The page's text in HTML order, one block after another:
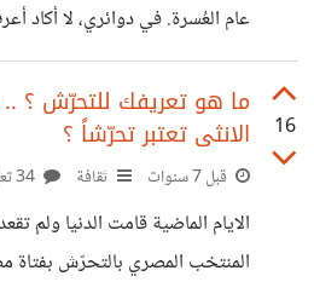
عام العُسرة. في دوائري، لا أكاد
تضرر العمل الذي يباشره، أو
أخرى، اصابات بكورونا وصلت الى
على شاشة التلفاز، ومشاكل في
والوظيفية، مع التراجع العام
مستويات تمويل بعض المشروعات
2020 عام خير وفضل بالنسبة
16
ما هو تعريفك للتحرّش ؟
الانثى تعتبر تحرّشاً ؟
قبل 7 سنوات ثقافة
الايام الماضية قامت الدنيا
المنتخب المصري بالتحرّش بفتاة